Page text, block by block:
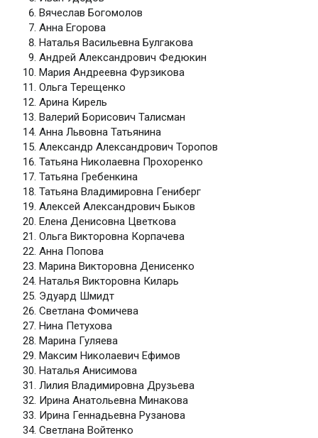
Вячеслав Богомолов
Анна Егорова
Наталья Васильевна Булгакова
Андрей Александрович Федюкин
Мария Андреевна Фурзикова
Ольга Терещенко
Арина Кирель
Валерий Борисович Талисман
Анна Львовна Татьянина
Александр Александрович Торопов
Татьяна Николаевна Прохоренко
Татьяна Гребенкина
Татьяна Владимировна Гениберг
Алексей Александрович Быков
Елена Денисовна Цветкова
Ольга Викторовна Корпачева
Анна Попова
Марина Викторовна Денисенко
Наталья Викторовна Киларь
Эдуард Шмидт
Светлана Фомичева
Нина Петухова
Марина Гуляева
Максим Николаевич Ефимов
Наталья Анисимова
Лилия Владимировна Друзьева
Ирина Анатольевна Минакова
Ирина Геннадьевна Рузанова
Светлана Войтенко